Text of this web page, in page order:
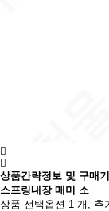
상품간략정보 및 구매
스프링내장 매미 소
상품 선택옵션 1 개, 추